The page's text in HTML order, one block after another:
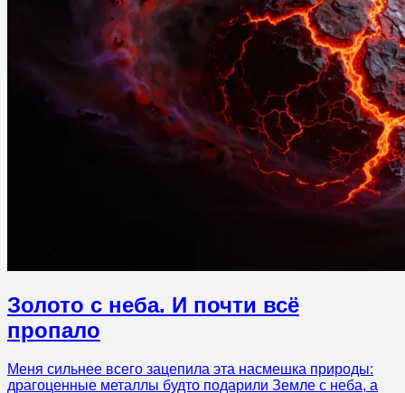
Золото с неба. И почти всё
пропало
Меня сильнее всего зацепила эта насмешка природы:
драгоценные металлы будто подарили Земле с неба, а